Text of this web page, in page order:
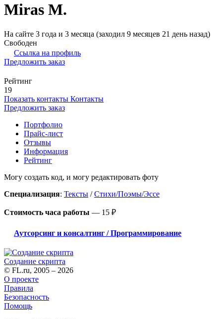
Miras M.
На сайте 3 года и 3 месяца (заходил 9 месяцев 21 день назад)
Свободен
Ссылка на профиль
Предложить заказ
Рейтинг
19
Показать контакты Контакты
Предложить заказ
Портфолио
Прайс-лист
Отзывы
Информация
Рейтинг
Могу создать код, и могу редактировать фоту
Специализация: Тексты /Стихи/Поэмы/Эссе
Стоимость часа работы — 15 ₽
Аутсорсинг и консалтинг / Программирование
Создание скрипта
© FL.ru, 2005 – 2026
О проекте
Правила
Безопасность
Помощь